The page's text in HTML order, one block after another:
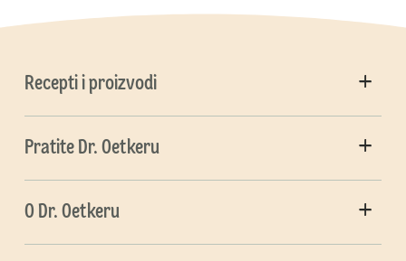
Recepti i proizvodi
Pratite Dr. Oetkeru
O Dr. Oetkeru